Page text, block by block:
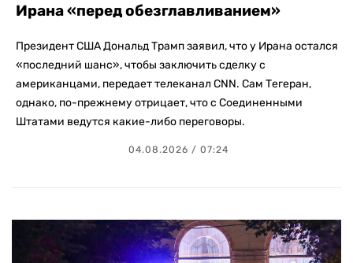
Ирана «перед обезглавливанием»
Президент США Дональд Трамп заявил, что у Ирана остался
«последний шанс», чтобы заключить сделку с
американцами, передает телеканал CNN. Сам Тегеран,
однако, по-прежнему отрицает, что с Соединенными
Штатами ведутся какие-либо переговоры.
04.08.2026 / 07:24